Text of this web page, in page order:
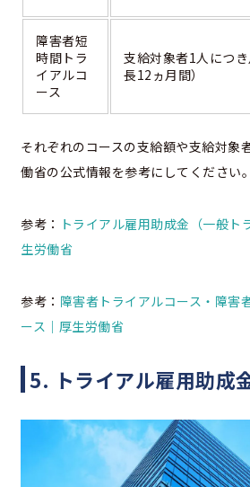
障害者短
時間トラ
イアルコ
ース
支給対象者1人につ
長12ヵ月間）
それぞれのコースの支給額や支給対象
働省の公式情報を参考にしてください。
参考： トライアル雇用助成金（一般ト
生労働省
参考： 障害者トライアルコース・障害
ース｜厚生労働省
5. トライアル雇用助成